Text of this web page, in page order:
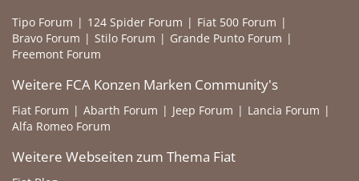
Tipo Forum 124 Spider Forum
Fiat 500 Forum
Bravo Forum
Stilo Forum
Grande Punto Forum
Freemont Forum
Weitere FCA Konzen Marken Community's
Fiat Forum Abarth Forum Jeep Forum
Lancia Forum
Alfa Romeo Forum
Weitere Webseiten zum Thema Fiat